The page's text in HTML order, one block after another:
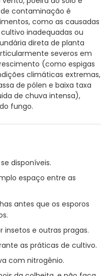
contaminação é
como as causadas
inadequadas ou
direta de planta
severos em
(como espigas
climáticas extremas,
de pólen e baixa taxa
de chuva intensa),
fungo.
disponíveis.
espaço entre as
antes que os esporos
insetos e outras pragas.
as práticas de cultivo.
com nitrogênio.